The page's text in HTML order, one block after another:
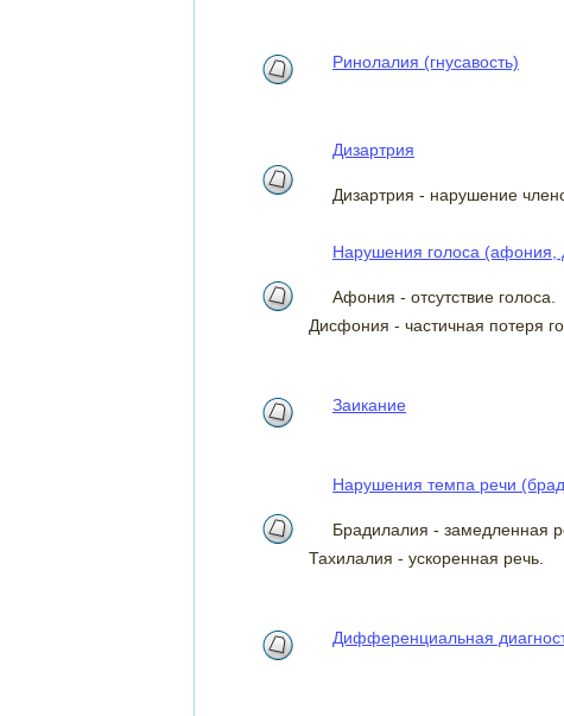
Ринолалия (гнусавость)
Дизартрия
Дизартрия - нарушение
Нарушения голоса (афония,
Афония - отсутствие голоса.
Дисфония - частичная потеря
Заикание
Нарушения темпа речи
Брадилалия - замедленная
Тахилалия - ускоренная речь.
Дифференциальная